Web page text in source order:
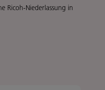
Ricoh-Niederlassung in